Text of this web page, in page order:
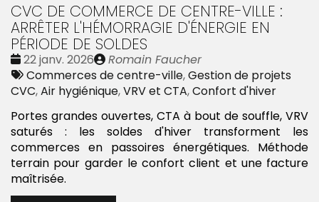
CVC DE COMMERCE DE CENTRE-VILLE :
ARRÊTER L'HÉMORRAGIE D'ÉNERGIE EN
PÉRIODE DE SOLDES
Date
:
22 janv. 2026
Publié
par
Romain Faucher
Tags
:
Commerces de centre-ville,Gestion de projets
CVC,Air hygiénique,VRV et CTA,Confort d'hiver
Portes grandes ouvertes, CTA à bout de souffle, VRV
saturés : les soldes d'hiver transforment les
commerces en passoires énergétiques. Méthode
terrain pour garder le confort client et une facture
maîtrisée.